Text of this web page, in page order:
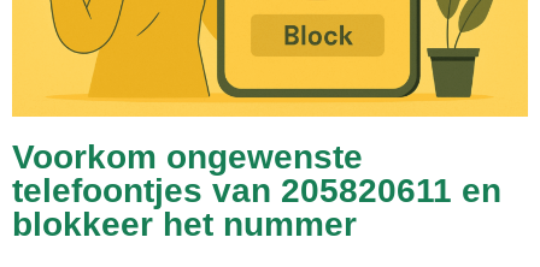
Voorkom ongewenste
telefoontjes van 205820611 en
blokkeer het nummer